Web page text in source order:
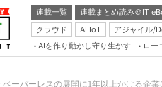
連載一覧 連載まとめ読み＠IT
クラウド
AI IoT アジャイル/
AIを作り動かし守り生かす ロー
ペーパーレスの展開に1年以上かける企業